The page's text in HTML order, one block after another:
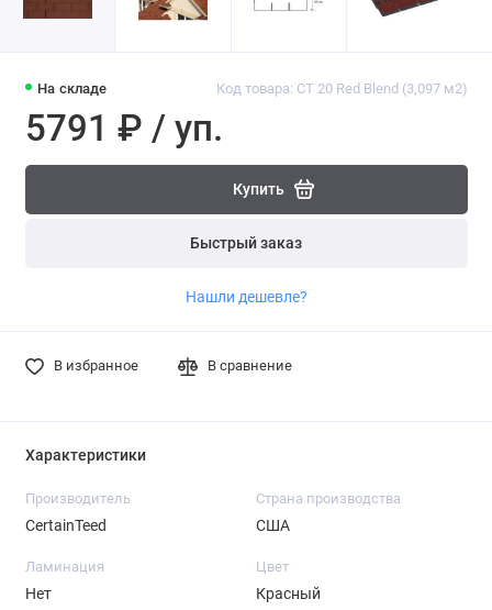
На складе Код товара: CT 20 Red Blend (3,097 м2)
5791 ₽ / уп.
Купить
Быстрый заказ
Нашли дешевле?
В избранное В сравнение
Характеристики
Производитель
CertainTeed
Страна производства
США
Ламинация
Нет
Цвет
Красный